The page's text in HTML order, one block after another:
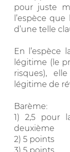
pour juste
l’espèce
d’une telle
En l’espèce
légitime (le
risques),
légitime de
Barème:
1) 2,5 pour
deuxième
2) 5 points
3) 5 points